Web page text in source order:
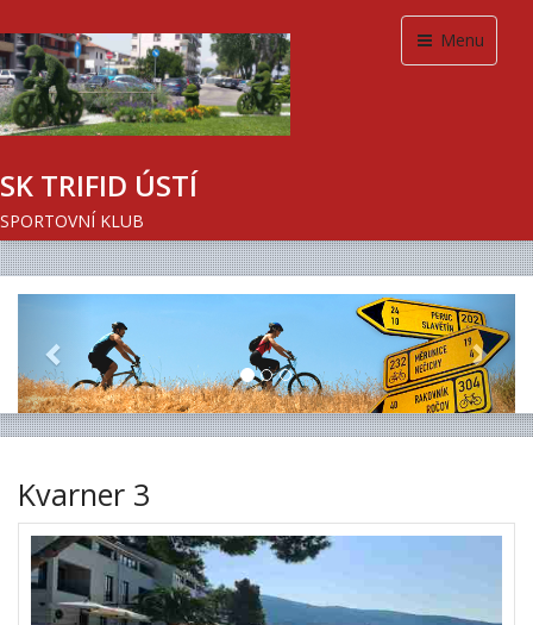
Menu
SK TRIFID ÚSTÍ
SPORTOVNÍ KLUB
Next
Kvarner 3